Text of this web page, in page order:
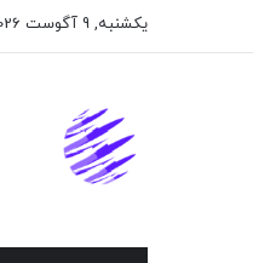
یکشنبه, 9 آگوست 2026